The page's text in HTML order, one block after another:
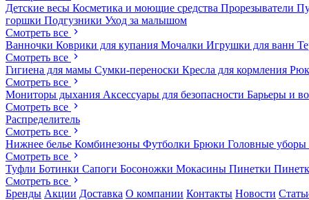
Детские весы Косметика и моющие средства Прорезыватели
горшки Подгузники Уход за малышом
Смотреть все
Ванночки Коврики для купания Мочалки Игрушки для ванн
Смотреть все
Гигиена для мамы Сумки-переноски Кресла для кормления
Смотреть все
Мониторы дыхания Аксессуары для безопасности Барьеры и
Смотреть все
Распределитель
Смотреть все
Нижнее белье Комбинезоны Футболки Брюки Головные уборы
Смотреть все
Туфли Ботинки Сапоги Босоножки Мокасины Пинетки
Смотреть все
Бренды Акции Доставка О компании Контакты Новости